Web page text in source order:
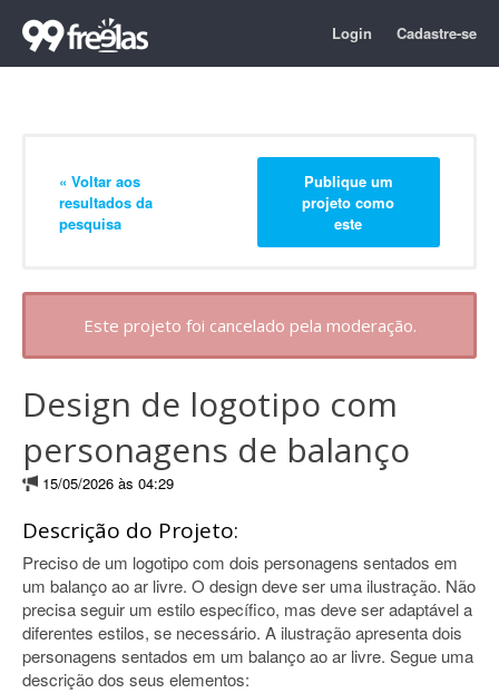
Login Cadastre-se
« Voltar aos
resultados da
pesquisa
Publique um
projeto como
este
Este projeto foi cancelado pela moderação.
Design de logotipo com
personagens de balanço
15/05/2026 às 04:29
Descrição do Projeto:
Preciso de um logotipo com dois personagens sentados em
um balanço ao ar livre. O design deve ser uma ilustração. Não
precisa seguir um estilo específico, mas deve ser adaptável a
diferentes estilos, se necessário. A ilustração apresenta dois
personagens sentados em um balanço ao ar livre. Segue uma
descrição dos seus elementos: